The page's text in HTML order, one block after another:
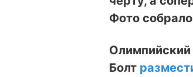
Фото
Олимпийский
Болт